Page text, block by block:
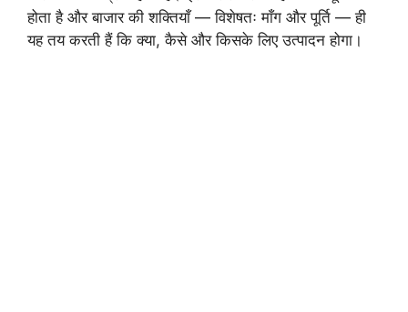
होता है और बाजार की शक्तियाँ — विशेषतः माँग और पूर्ति — ही
यह तय करती हैं कि क्या, कैसे और किसके लिए उत्पादन होगा।